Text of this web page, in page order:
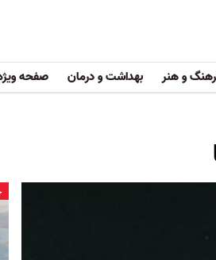
و هنر بهداشت و درمان صفحه